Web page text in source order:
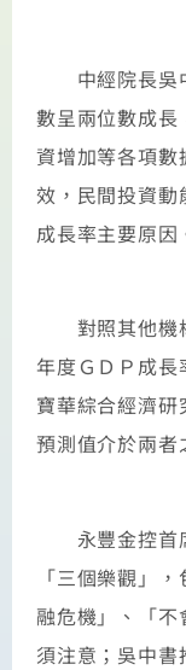
中經院長吳
數呈兩位數成長
資增加等各項數
效，民間投資動
成長率主要原因
對照其他機
年度ＧＤＰ成
寶華綜合經濟
預測值介於兩者
永豐金控首
「三個樂觀」
融危機」、「
須注意；吳中